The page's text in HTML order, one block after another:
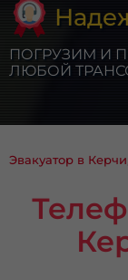
ПОГРУЗИМ И
ЛЮБОЙ
Эвакуатор в Керчи